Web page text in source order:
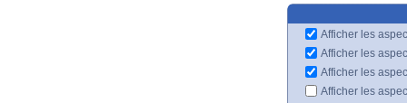
Afficher les
Afficher les
Afficher les
Afficher les